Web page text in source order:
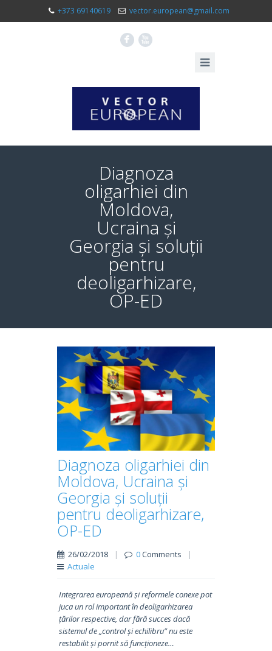
+373 69140619 vector.european@gmail.com
F X
Diagnoza
oligarhiei din
Moldova,
Ucraina și
Georgia și soluții
pentru
deoligarhizare,
OP-ED
Diagnoza oligarhiei din
Moldova, Ucraina și
Georgia și soluții
pentru deoligarhizare,
OP-ED
26/02/2018 | 0Comments
|
Actuale
Integrarea europeană și reformele conexe pot
juca un rol important în deoligarhizarea
țărilor respective, dar fără succes dacă
sistemul de „control și echilibru” nu este
restabilit și pornit să funcționeze…